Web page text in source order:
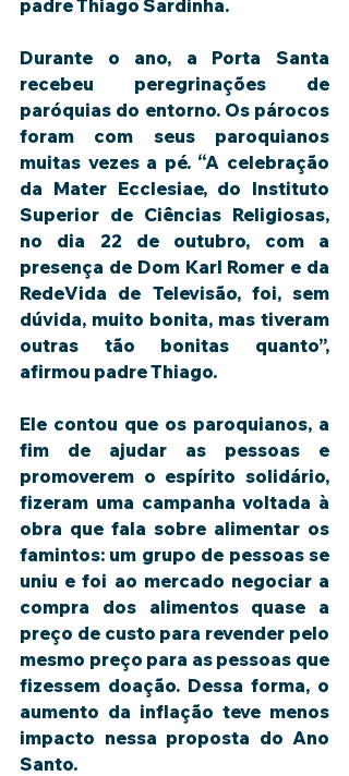
padre Thiago Sardinha.
Durante o ano, a Porta Santa
recebeu peregrinações de
paróquias do entorno. Os párocos
foram com seus paroquianos
muitas vezes a pé. “A celebração
da Mater Ecclesiae, do Instituto
Superior de Ciências Religiosas,
no dia 22 de outubro, com a
presença de Dom Karl Romer e da
RedeVida de Televisão, foi, sem
dúvida, muito bonita, mas tiveram
outras tão bonitas quanto”,
afirmou padre Thiago.
Ele contou que os paroquianos, a
fim de ajudar as pessoas e
promoverem o espírito solidário,
fizeram uma campanha voltada à
obra que fala sobre alimentar os
famintos: um grupo de pessoas se
uniu e foi ao mercado negociar a
compra dos alimentos quase a
preço de custo para revender pelo
mesmo preço para as pessoas que
fizessem doação. Dessa forma, o
aumento da inflação teve menos
impacto nessa proposta do Ano
Santo.